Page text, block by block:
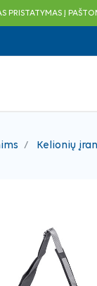
PRISTATYMAS Į
Kelionių